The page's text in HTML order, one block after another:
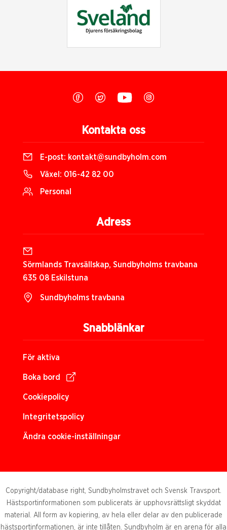
Snabblänkar
För aktiva
Boka bord
Cookiepolicy
Integritetspolicy
Ändra cookie-inställningar
Kontakta oss
E-post: kontakt@sundbyholm.com
Växel: 016-42 82 00
Personal
Adress
Sörmlands Travsällskap, Sundbyholms travbana
635 08 Eskilstuna
Sundbyholms travbana
Copyright/database right, Sundbyholmstravet och Svensk Travsport.
Hästsportinformationen som publicerats är upphovsrättsligt skyddat
material. All form av kopiering, av hela eller delar av den publicerade
hästsportinformationen, är inte tillåten. Sundbyholm är en arena för alla